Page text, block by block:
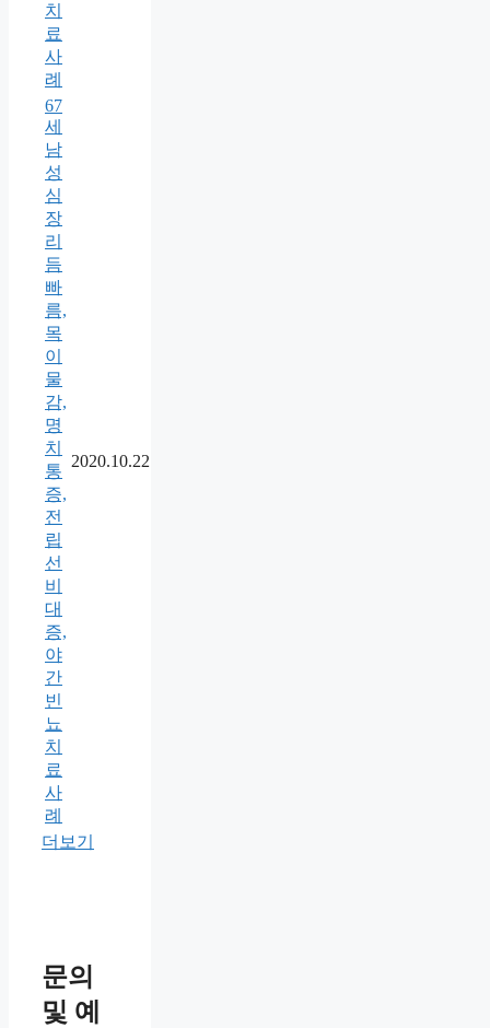
치
료
사
례
67
세
남
성
심
장
리
듬
빠
름,
목
이
물
감,
명
치
통
증,
전
립
선
비
대
증,
야
간
빈
뇨
치
료
사
례
2020.10.22
더보기
문의
및 예